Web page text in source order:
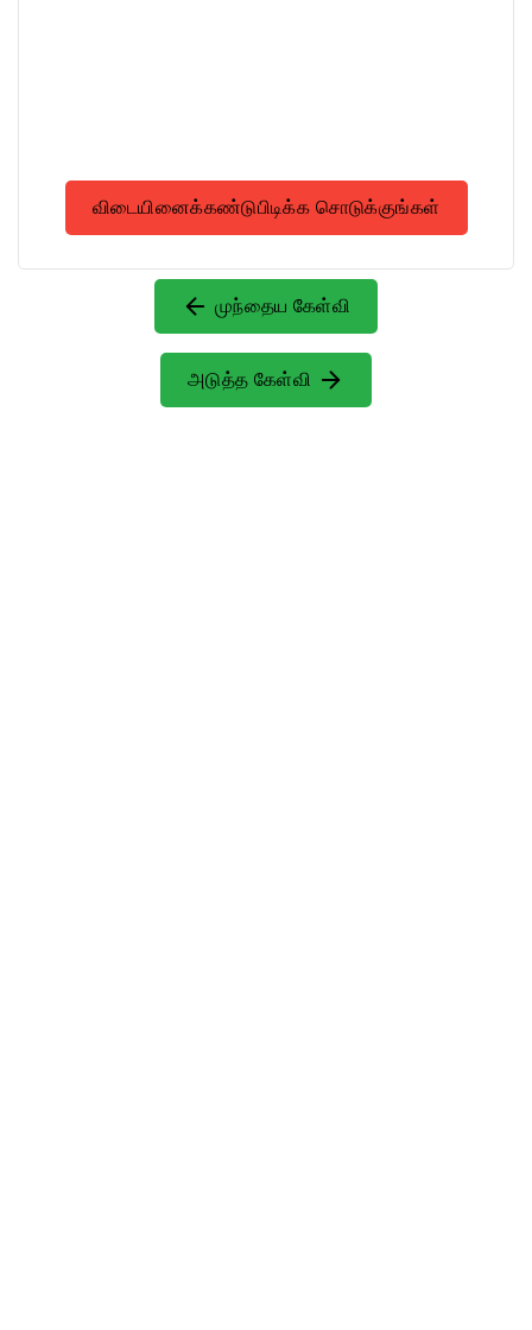
விடையினைக்கண்டுபிடிக்க சொடுக்குங்கள்
முந்தைய கேள்வி
அடுத்த கேள்வி